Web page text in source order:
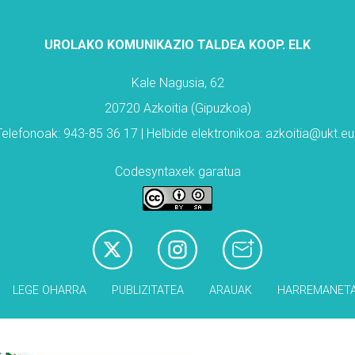
UROLAKO KOMUNIKAZIO TALDEA KOOP. ELK
Kale Nagusia, 62
20720 Azkoitia (Gipuzkoa)
943-85 36 17 | Helbide elektronikoa:
Codesyntaxek garatua
LEGE OHARRA PUBLIZITATEA ARAUAK